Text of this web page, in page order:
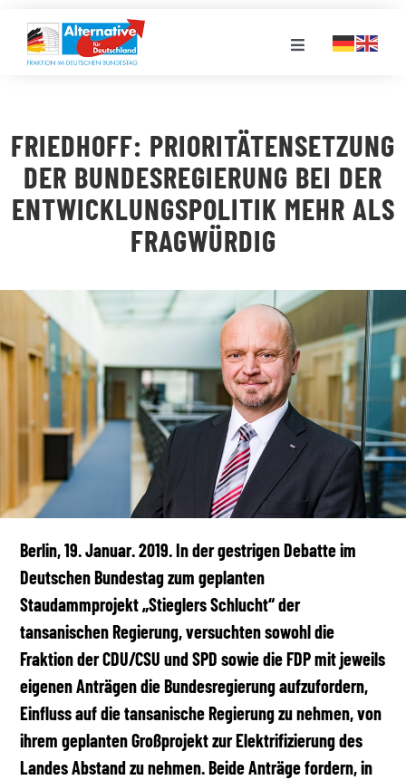
Inhalt
springen
Toggle
LANDESGRUPPEN
VERANSTALTUNGEN
STELLENPORTAL
MEDIATHEK
FRIEDHOFF: PRIORITÄTENSETZUNG
DER BUNDESREGIERUNG BEI DER
ENTWICKLUNGSPOLITIK MEHR ALS
FRAGWÜRDIG
Berlin, 19. Januar. 2019. In der gestrigen Debatte im
Deutschen Bundestag zum geplanten
Staudammprojekt „Stieglers Schlucht“ der
tansanischen Regierung, versuchten sowohl die
Fraktion der CDU/CSU und SPD sowie die FDP mit jeweils
eigenen Anträgen die Bundesregierung aufzufordern,
Einfluss auf die tansanische Regierung zu nehmen, von
ihrem geplanten Großprojekt zur Elektrifizierung des
Landes Abstand zu nehmen. Beide Anträge fordern, in